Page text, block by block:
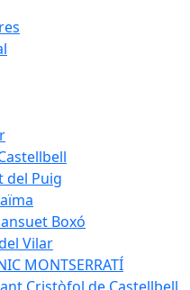
del Puig
Boxó
Vilar
MONTSERRATÍ